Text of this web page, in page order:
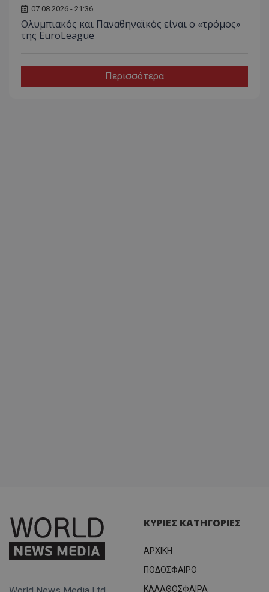
07.08.2026 - 21:36
Ολυμπιακός και Παναθηναϊκός είναι ο «τρόμος»
της EuroLeague
Περισσότερα
ΚΥΡΙΕΣ ΚΑΤΗΓΟΡΙΕΣ
ΑΡΧΙΚΗ
ΠΟΔΟΣΦΑΙΡΟ
ΚΑΛΑΘΟΣΦΑΙΡΑ